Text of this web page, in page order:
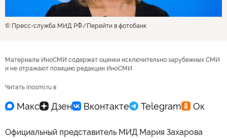
© Пресс-служба МИД РФ Перейти в фотобанк
Материалы ИноСМИ содержат оценки исключительно зарубежных СМИ
и не отражают позицию редакции ИноСМИ
Читать inosmi.ru в
Официальный представитель МИД Мария Захарова